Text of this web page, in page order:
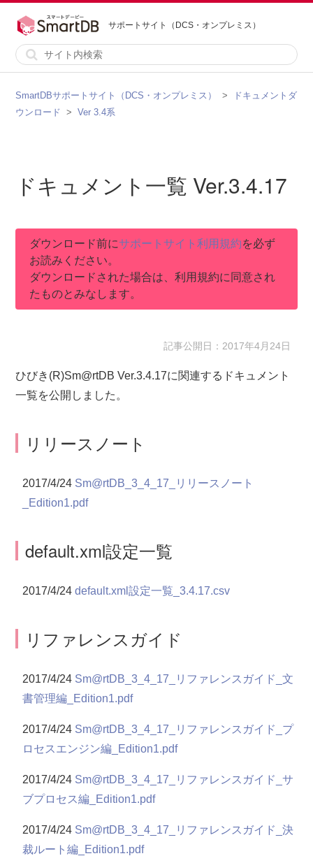
サポートサイト（DCS・オンプレミス）
SmartDBサポートサイト（DCS・オンプレミス）
ドキュメントダ
ウンロード
Ver 3.4系
ドキュメント一覧 Ver.3.4.17
ダウンロード前にサポートサイト利用規約を必ず
お読みください。
ダウンロードされた場合は、利用規約に同意され
たものとみなします。
記事公開日：2017年4月24日
ひびき(R)Sm@rtDB Ver.3.4.17に関連するドキュメント
一覧を公開しました。
リリースノート
2017/4/24 Sm@rtDB_3_4_17_リリースノート
_Edition1.pdf
default.xml設定一覧
2017/4/24default.xml設定一覧_3.4.17.csv
リファレンスガイド
2017/4/24 Sm@rtDB_3_4_17_リファレンスガイド_文
書管理編_Edition1.pdf
2017/4/24 Sm@rtDB_3_4_17_リファレンスガイド_プ
ロセスエンジン編_Edition1.pdf
2017/4/24 Sm@rtDB_3_4_17_リファレンスガイド_サ
ブプロセス編_Edition1.pdf
2017/4/24 Sm@rtDB_3_4_17_リファレンスガイド_決
裁ルート編_Edition1.pdf